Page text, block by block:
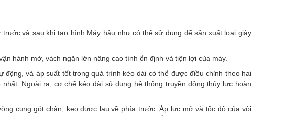
và sau khi tạo hình Máy hầu như có thể sử dụng để sản xuất loại giày
hành mở, vách ngăn lớn nâng cao tính ổn định và tiện lợi của máy.
và áp suất tốt trong quá trình kéo dài có thể được điều chỉnh theo hai
Ngoài ra, cơ chế kéo dài sử dụng hệ thống truyền động thủy lực hoàn
cung gót chân, keo được lau về phía trước. Áp lực mở và tốc độ của vòi